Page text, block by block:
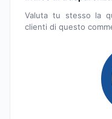
Valuta tu stesso la
clienti di questo